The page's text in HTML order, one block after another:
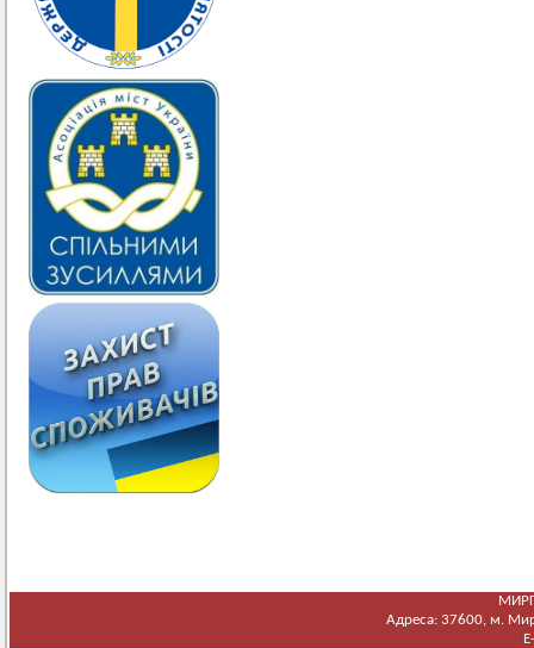
Адреса: 37600, м.